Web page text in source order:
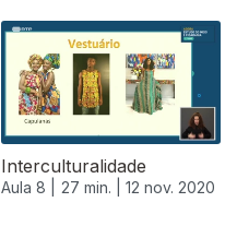
Interculturalidade
Aula 8 | 27 min. | 12 nov. 2020